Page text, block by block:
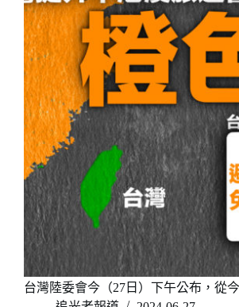
台灣陸委會今（27日）下午公布，從